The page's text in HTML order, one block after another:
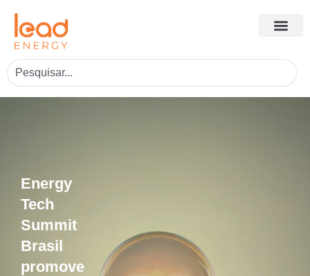
Energy
Tech
Summit
Brasil
promove